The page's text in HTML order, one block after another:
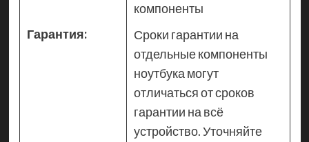
Гарантия:
компоненты
Сроки гарантии на
отдельные компоненты
ноутбука могут
отличаться от сроков
гарантии на всё
устройство. Уточняйте